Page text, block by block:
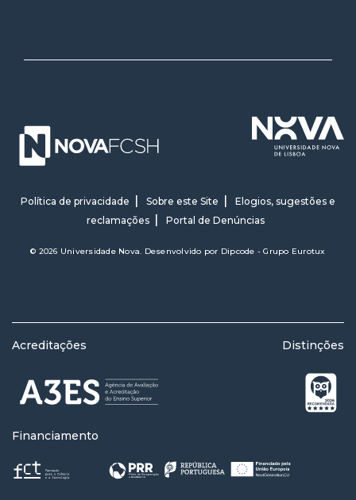
Política de privacidade Sobre este Site
Elogios, sugestões e
reclamações
Portal de Denúncias
© 2026 Universidade Nova. Desenvolvido por Dipcode - Grupo Eurotux
Acreditações Distinções
Financiamento